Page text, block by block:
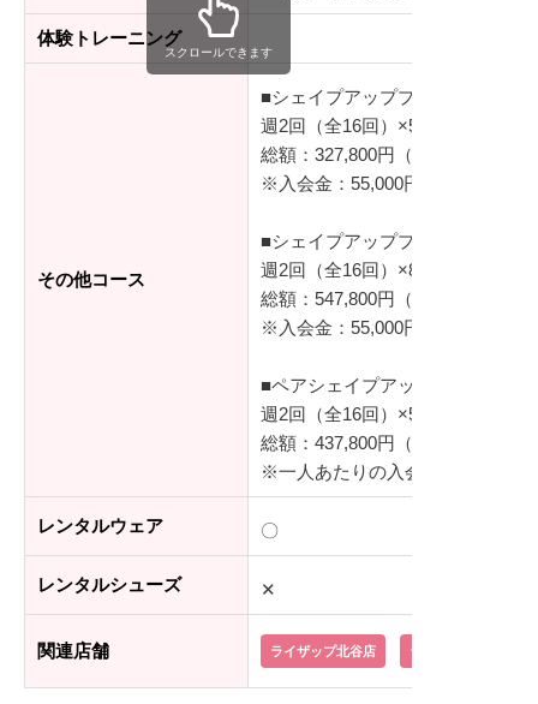
体験トレーニング
その他コース
■シェイプアッププログラム（基
週2回（全16回）×50分/レッスン
総額：327,800円（税込）
※入会金：55,000円（税込）
■シェイプアッププログラム プラ
週2回（全16回）×80分/レッスン
総額：547,800円（税込）
※入会金：55,000円（税込）
■ペアシェイプアッププログラム
週2回（全16回）×50分/レッスン
総額：437,800円（税込）
※一人あたりの入会金：55,000円
レンタルウェア 〇
レンタルシューズ ✕
関連店舗 ライザップ北谷店 ライザップ那覇店
スクロールできます